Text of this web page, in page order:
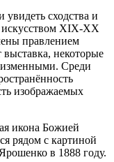
сходства и
XIX-XX
правлением
выставка, некоторые
Среди
изображаемых
икона Божией
рядом с картиной
в 1888 году.